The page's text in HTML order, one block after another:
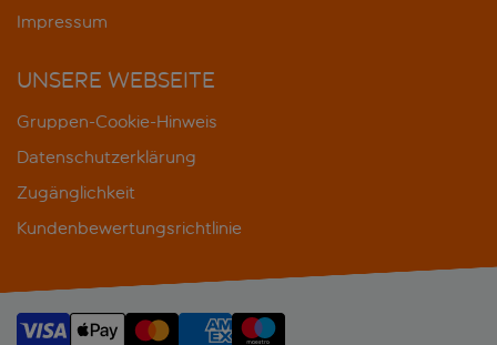
Impressum
UNSERE WEBSEITE
Gruppen-Cookie-Hinweis
Datenschutzerklärung
Zugänglichkeit
Kundenbewertungsrichtlinie